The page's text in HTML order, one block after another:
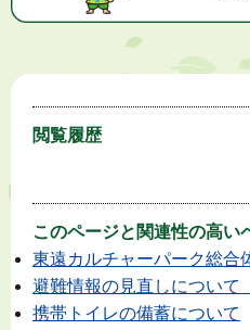
閲覧履歴
このページと 関連性の高い
東遠カルチャーパーク総合
避難情報の見直しについて
携帯トイレの備蓄について